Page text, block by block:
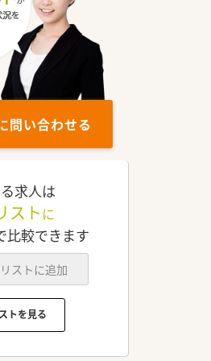
問い合わせる
求人は
スト に
比較できます
ストに追加
トを見る